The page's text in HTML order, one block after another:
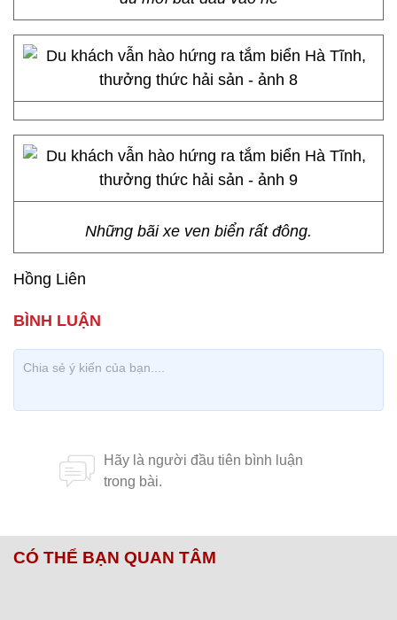
Những bãi xe ven biển rất đông.
Hồng Liên
CÓ THỂ BẠN QUAN TÂM